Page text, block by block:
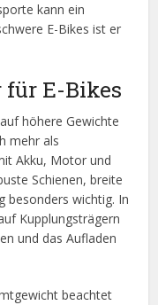
kann ein
E-Bikes ist er
E-Bikes
höhere Gewichte
mehr als
Akku, Motor und
Schienen, breite
besonders wichtig. In
Kupplungsträgern
und das Aufladen
beachtet